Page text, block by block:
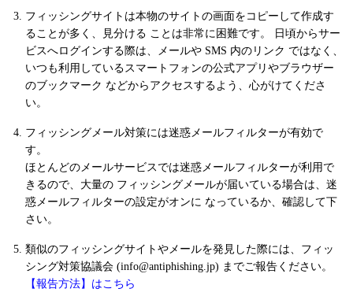
フィッシングサイトは本物のサイトの画面をコピーして作成す
ることが多く、見分ける ことは非常に困難です。 日頃からサー
ビスへログインする際は、メールや SMS 内のリンク ではなく、
いつも利用しているスマートフォンの公式アプリやブラウザー
のブックマーク などからアクセスするよう、心がけてくださ
い。
フィッシングメール対策には迷惑メールフィルターが有効で
す。
ほとんどのメールサービスでは迷惑メールフィルターが利用で
きるので、大量の フィッシングメールが届いている場合は、迷
惑メールフィルターの設定がオンに なっているか、確認して下
さい。
類似のフィッシングサイトやメールを発見した際には、フィッ
シング対策協議会 (info@antiphishing.jp) までご報告ください。
【報告方法】はこちら